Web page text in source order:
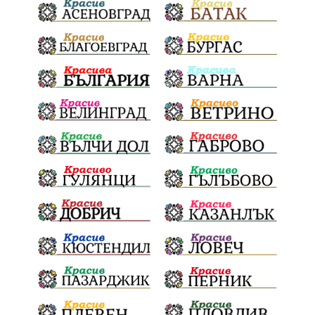
Национален празник АПИ ремонти
образование бягане обичаи кукери
мислене наука подарък екскурзия
икономика лев оставка
традиции и обичаи лято язовири
плодове разследване дете страх
семинар бедствия Сопот Мирен протест
съединение активни граждане
активни граждане Честване убийство
Павел Стоименов черно море туристи